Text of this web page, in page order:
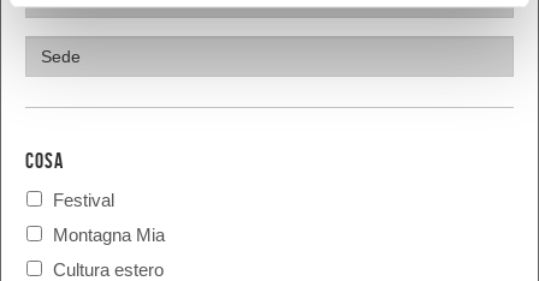
COSA
Festival
Montagna Mia
Cultura estero